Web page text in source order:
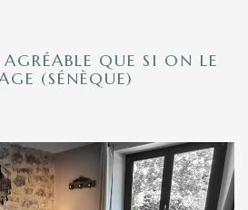
QUE SI ON LE
(SÉNÈQUE)